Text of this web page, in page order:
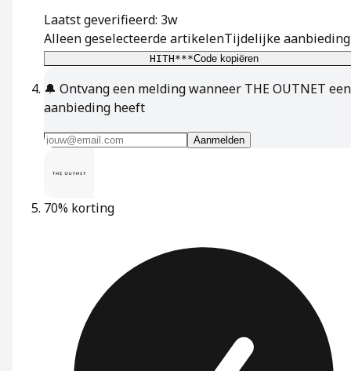
Laatst geverifieerd: 3w
Alleen geselecteerde artikelenTijdelijke aanbieding
HITH***Code kopiëren
🔔 Ontvang een melding wanneer THE OUTNET een
aanbieding heeft
Aanmelden
70% korting